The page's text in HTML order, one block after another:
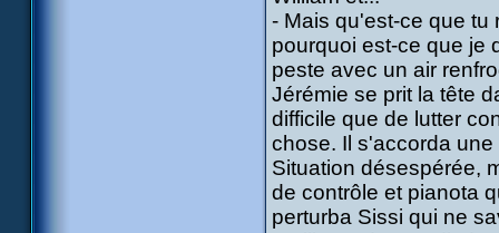
- Mais qu'est-ce que tu
pourquoi est-ce que je
peste avec un air
Jérémie se prit la tête
difficile que de lutter
chose. Il s'accorda
Situation désespérée,
de contrôle et pianota
perturba Sissi qui ne